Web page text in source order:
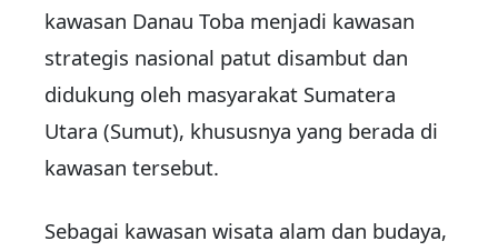
kawasan Danau Toba menjadi kawasan
strategis nasional patut disambut dan
didukung oleh masyarakat Sumatera
Utara (Sumut), khususnya yang berada di
kawasan tersebut.
Sebagai kawasan wisata alam dan budaya,